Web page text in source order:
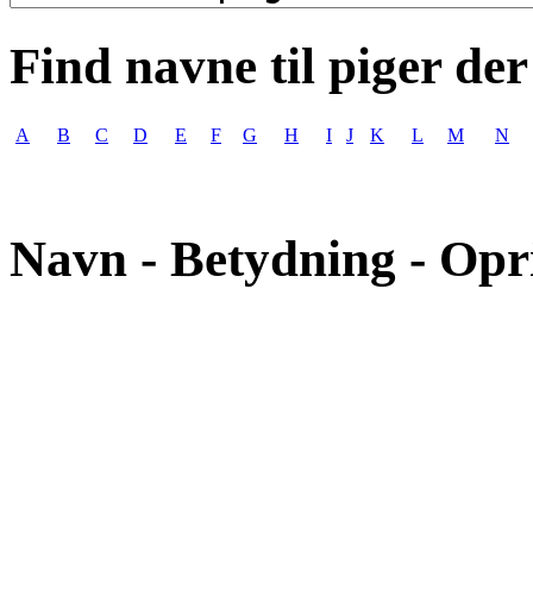
Find navne til piger
A B C D E F G H I J K L M N
Navn - Betydning -